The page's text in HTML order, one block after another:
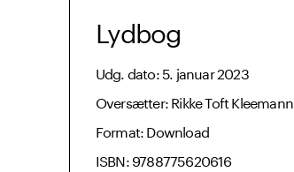
Lydbog
Udg. dato: 5. januar 2023
Oversætter: Rikke Toft Kleemann
Format: Download
ISBN: 9788775620616